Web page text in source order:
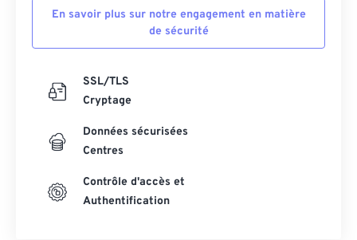
En savoir plus sur notre engagement en matière
de sécurité
SSL/TLS
Cryptage
Données sécurisées
Centres
Contrôle d'accès et
Authentification